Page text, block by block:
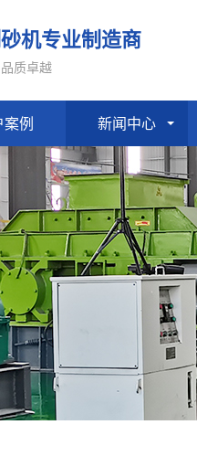
机专业制造商
质卓越
案例 新闻中心